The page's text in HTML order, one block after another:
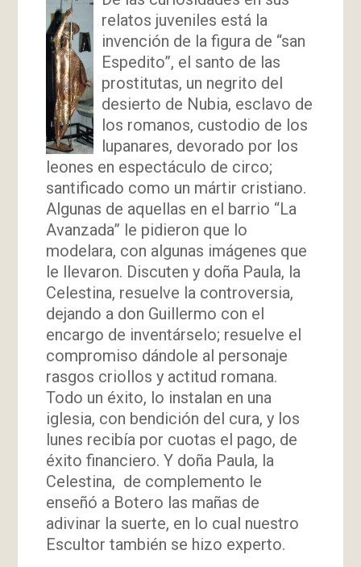
relatos juveniles está la
invención de la figura de “san
Espedito”, el santo de las
prostitutas, un negrito del
desierto de Nubia, esclavo de
los romanos, custodio de los
lupanares, devorado por los
leones en espectáculo de circo;
santificado como un mártir cristiano.
Algunas de aquellas en el barrio “La
Avanzada” le pidieron que lo
modelara, con algunas imágenes que
le llevaron. Discuten y doña Paula, la
Celestina, resuelve la controversia,
dejando a don Guillermo con el
encargo de inventárselo; resuelve el
compromiso dándole al personaje
rasgos criollos y actitud romana.
Todo un éxito, lo instalan en una
iglesia, con bendición del cura, y los
lunes recibía por cuotas el pago, de
éxito financiero. Y doña Paula, la
Celestina, de complemento le
enseñó a Botero las mañas de
adivinar la suerte, en lo cual nuestro
Escultor también se hizo experto.